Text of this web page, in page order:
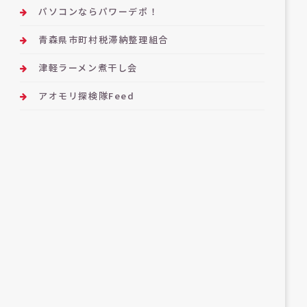
パソコンならパワーデポ！
青森県市町村税滞納整理組合
津軽ラーメン煮干し会
アオモリ探検隊Feed